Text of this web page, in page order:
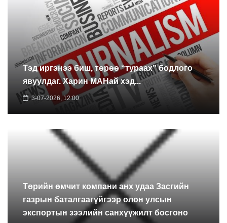
Тэд иргэнээ биш, төрөө “тураах” бодлого
явуулдаг. Харин МАНай хэд...
3-07-2026, 12:00
Төрийн өмчит компани анх удаа Засгийн
газрын баталгаагүйгээр олон улсын
экспортын зээлийн санхүүжилт босгоно